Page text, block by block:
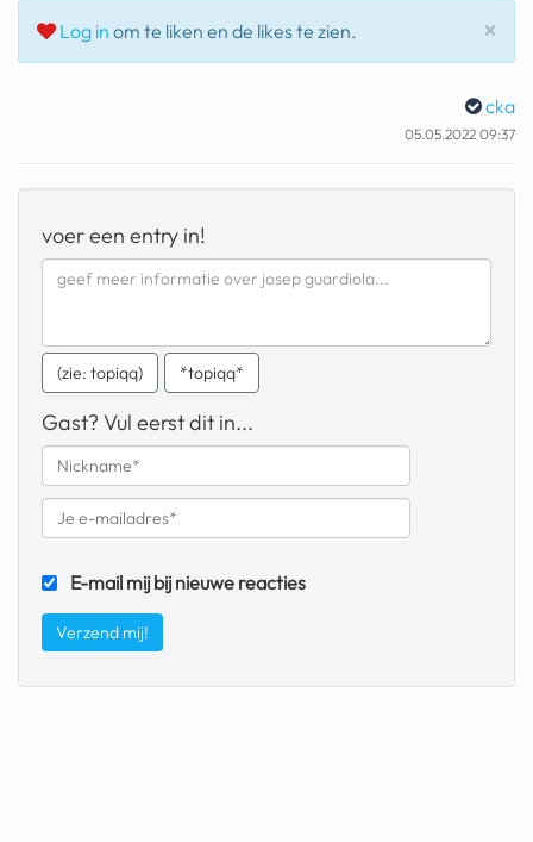
it really whips the llama s
chinese automerken
bakelse princess taart
ryanair
dpd
nord stream
rachael gunn
yusuf dikeç
×
Log in om te liken en de likes te zien.
cka
05.05.2022 09:37
voer een entry in!
(zie: topiqq) *topiqq*
Gast? Vul eerst dit in...
E-mail mij bij nieuwe reacties